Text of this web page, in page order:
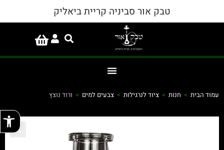
טבק אור סביניה קריית ביאליק
עמוד הבית > חנות > ציוד לנרגילות > צבעים למים > ורוד נוצץ